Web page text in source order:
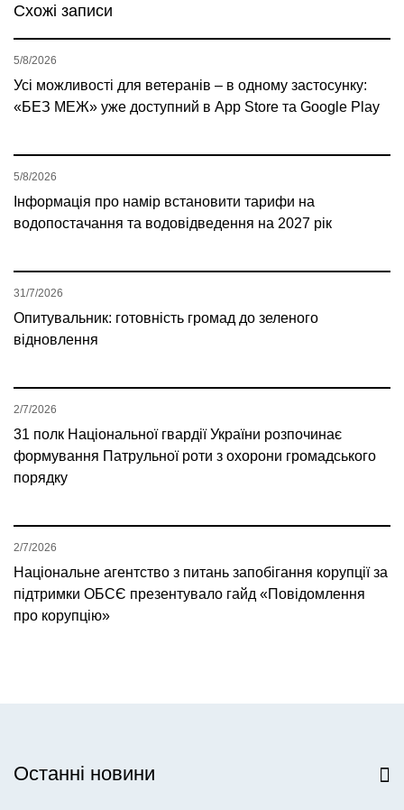
Схожі записи
Усі можливості для ветеранів – в одному застосунку:
«БЕЗ МЕЖ» уже доступний в App Store та Google Play
5/8/2026
Інформація про намір встановити тарифи на
водопостачання та водовідведення на 2027 рік
5/8/2026
Опитувальник: готовність громад до зеленого
відновлення
31/7/2026
31 полк Національної гвардії України розпочинає
формування Патрульної роти з охорони громадського
порядку
2/7/2026
Національне агентство з питань запобігання корупції за
підтримки ОБСЄ презентувало гайд «Повідомлення
про корупцію»
2/7/2026
Останні новини